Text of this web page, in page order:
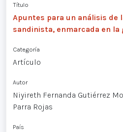
Título
Apuntes para un análisis de
sandinista, enmarcada en
Categoría
Artículo
Autor
Niyireth Fernanda Gutiérrez
Parra Rojas
País